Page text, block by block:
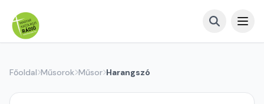
Főoldal Műsorok Műsor Harangszó